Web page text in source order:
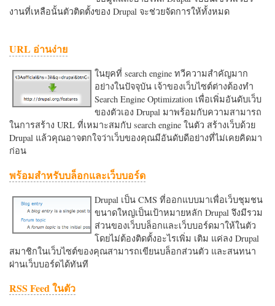
งานที่เหลือนั้นตัวติดตั้งของ Drupal จะช่วยจัดการให้ทั้งหมด
URL อ่านง่าย
ในยุคที่ search engine ทวีความสำคัญมาก
อย่างในปัจจุบัน เจ้าของเว็บไซต์ต่างต้องทำ
Search Engine Optimization เพื่อเพิ่มอันดับเว็บ
ของตัวเอง Drupal มาพร้อมกับความสามารถ
ในการสร้าง URL ที่เหมาะสมกับ search engine ในตัว สร้างเว็บด้วย
Drupal แล้วคุณอาจตกใจว่าเว็บของคุณมีอันดับดีอย่างที่ไม่เคยคิดมา
ก่อน
พร้อมสำหรับบล็อกและเว็บบอร์ด
Drupal เป็น CMS ที่ออกแบบมาเพื่อเว็บชุมชน
ขนาดใหญ่เป็นเป้าหมายหลัก Drupal จึงมีรวม
ส่วนของเว็บบล็อกและเว็บบอร์ดมาให้ในตัว
โดยไม่ต้องติดตั้งอะไรเพิ่ม เติม แค่ลง Drupal
สมาชิกในเว็บไซต์ของคุณสามารถเขียนบล็อกส่วนตัว และสนทนา
ผ่านเว็บบอร์ดได้ทันที
RSS Feed ในตัว